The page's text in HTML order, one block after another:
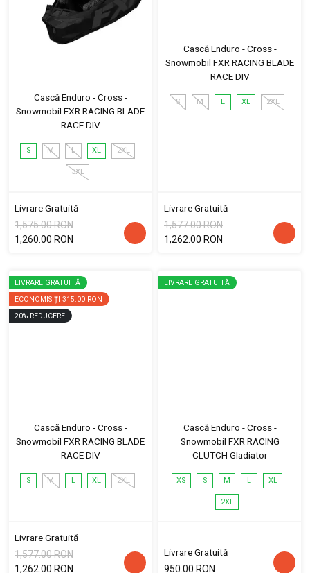
Cască Enduro - Cross -
Snowmobil FXR RACING BLADE
RACE DIV
S M L XL 2XL
3XL
Livrare Gratuită
1,575.00 RON
1,260.00 RON
Cască Enduro - Cross -
Snowmobil FXR RACING BLADE
RACE DIV
S M L XL 2XL
Livrare Gratuită
1,577.00 RON
1,262.00 RON
LIVRARE GRATUITĂ
ECONOMISIȚI 315.00 RON
20% REDUCERE
Cască Enduro - Cross -
Snowmobil FXR RACING BLADE
RACE DIV
S M L XL 2XL
Livrare Gratuită
1,577.00 RON
1,262.00 RON
LIVRARE GRATUITĂ
Cască Enduro - Cross -
Snowmobil FXR RACING
CLUTCH Gladiator
XS S M L XL
2XL
Livrare Gratuită
950.00 RON